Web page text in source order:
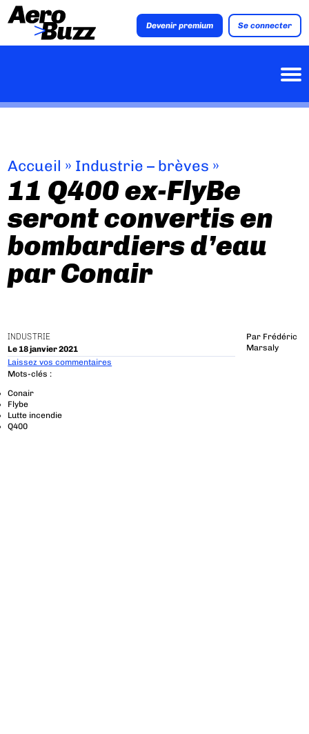
Devenir premium Se connecter
Accueil » Industrie – brèves »
11 Q400 ex-FlyBe
seront convertis en
bombardiers d’eau
par Conair
INDUSTRIE
Le 18 janvier 2021
Par Frédéric
Marsaly
Laissez vos commentaires
Mots-clés :
Conair
Flybe
Lutte incendie
Q400